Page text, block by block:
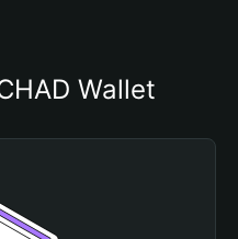
Wallet